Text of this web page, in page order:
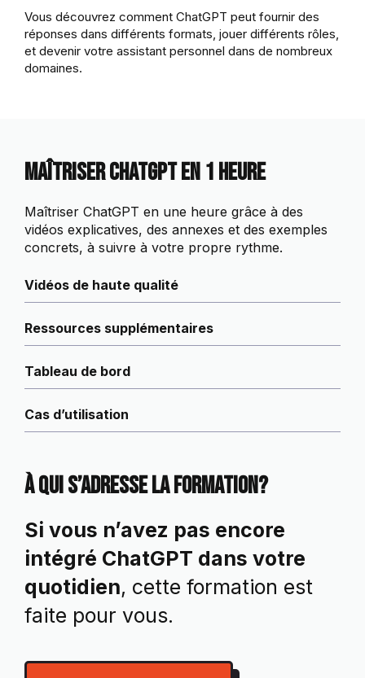
Vous découvrez comment ChatGPT peut fournir des
réponses dans différents formats, jouer différents rôles,
et devenir votre assistant personnel dans de nombreux
domaines.
Maîtriser ChatGPT en 1 Heure
Maîtriser ChatGPT en une heure grâce à des
vidéos explicatives, des annexes et des exemples
concrets, à suivre à votre propre rythme.
Vidéos de haute qualité
Ressources supplémentaires
Tableau de bord
Cas d’utilisation
À qui s’adresse la formation?
Si vous n’avez pas encore
intégré ChatGPT dans votre
quotidien, cette formation est
faite pour vous.